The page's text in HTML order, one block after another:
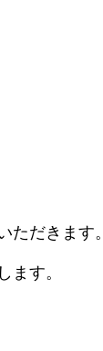
ただきます。
ます。